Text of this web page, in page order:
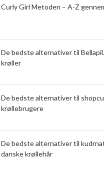
Curly Girl Metoden – A-Z
De bedste alternativer til
krøller
De bedste alternativer til
krøllebrugere
De bedste alternativer til
danske krøllehår